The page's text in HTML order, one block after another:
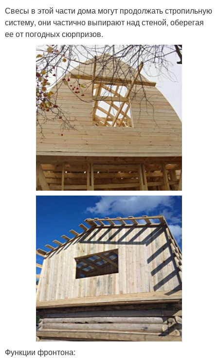
Свесы в этой части дома могут продолжать стропильную
систему, они частично выпирают над стеной, оберегая
ее от погодных сюрпризов.
Функции фронтона: